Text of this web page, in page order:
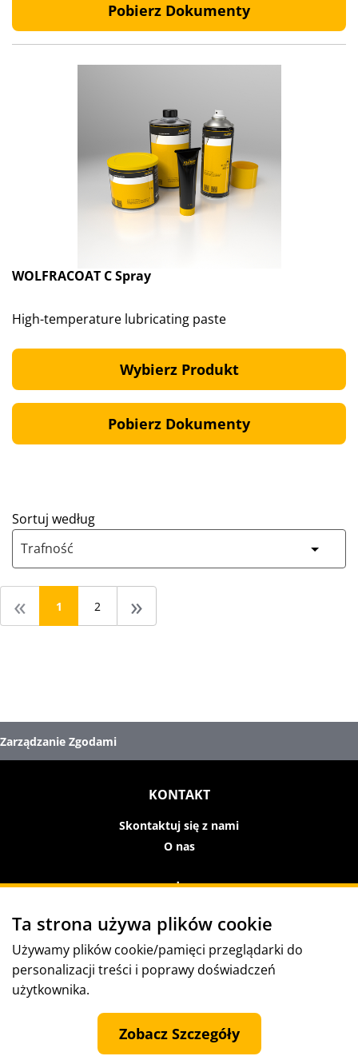
Pobierz Dokumenty
WOLFRACOAT C Spray
High-temperature lubricating paste
Wybierz Produkt
Pobierz Dokumenty
Sortuj według
Trafność
« 1 2 »
Zarządzanie Zgodami
Ta strona używa plików cookie
Używamy plików cookie/pamięci przeglądarki do
personalizacji treści i poprawy doświadczeń
użytkownika.
Zobacz Szczegóły
KONTAKT
Skontaktuj się z nami
O nas
WARUNKI UŻYTKOWANIA
Warunki i zasady
Nota prawna
Przestrzeganie norm/sygnalizowanie naruszeń
ŚLEDŹ NAS